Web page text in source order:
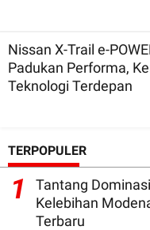
Nissan X-Trail e-
Padukan Performa,
Teknologi Terdepan
TERPOPULER
1
Tantang
Kelebihan
Terbaru